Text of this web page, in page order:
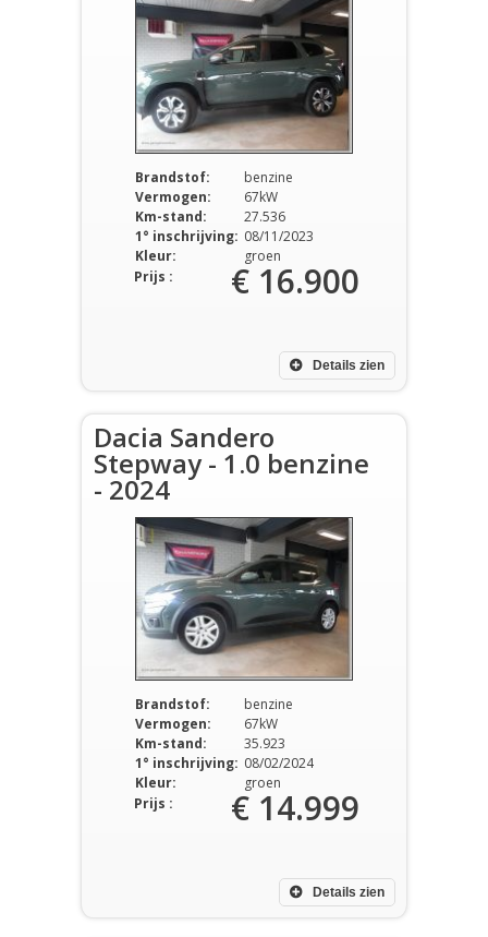
Brandstof:
benzine
Vermogen:
67kW
Km-stand:
27.536
1° inschrijving: 08/11/2023
Kleur:
groen
Details zien
Prijs : € 16.900
Dacia Sandero
Stepway - 1.0 benzine
- 2024
Brandstof:
benzine
Vermogen:
67kW
Km-stand:
35.923
1° inschrijving: 08/02/2024
Kleur:
groen
Details zien
Prijs : € 14.999